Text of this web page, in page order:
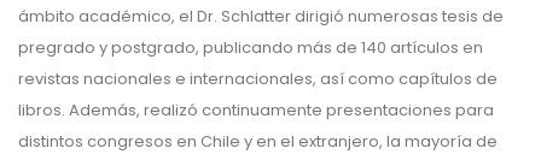
ámbito académico, el Dr. Schlatter dirigió numerosas tesis de
pregrado y postgrado, publicando más de 140 artículos en
revistas nacionales e internacionales, así como capítulos de
libros. Además, realizó continuamente presentaciones para
distintos congresos en Chile y en el extranjero, la mayoría de